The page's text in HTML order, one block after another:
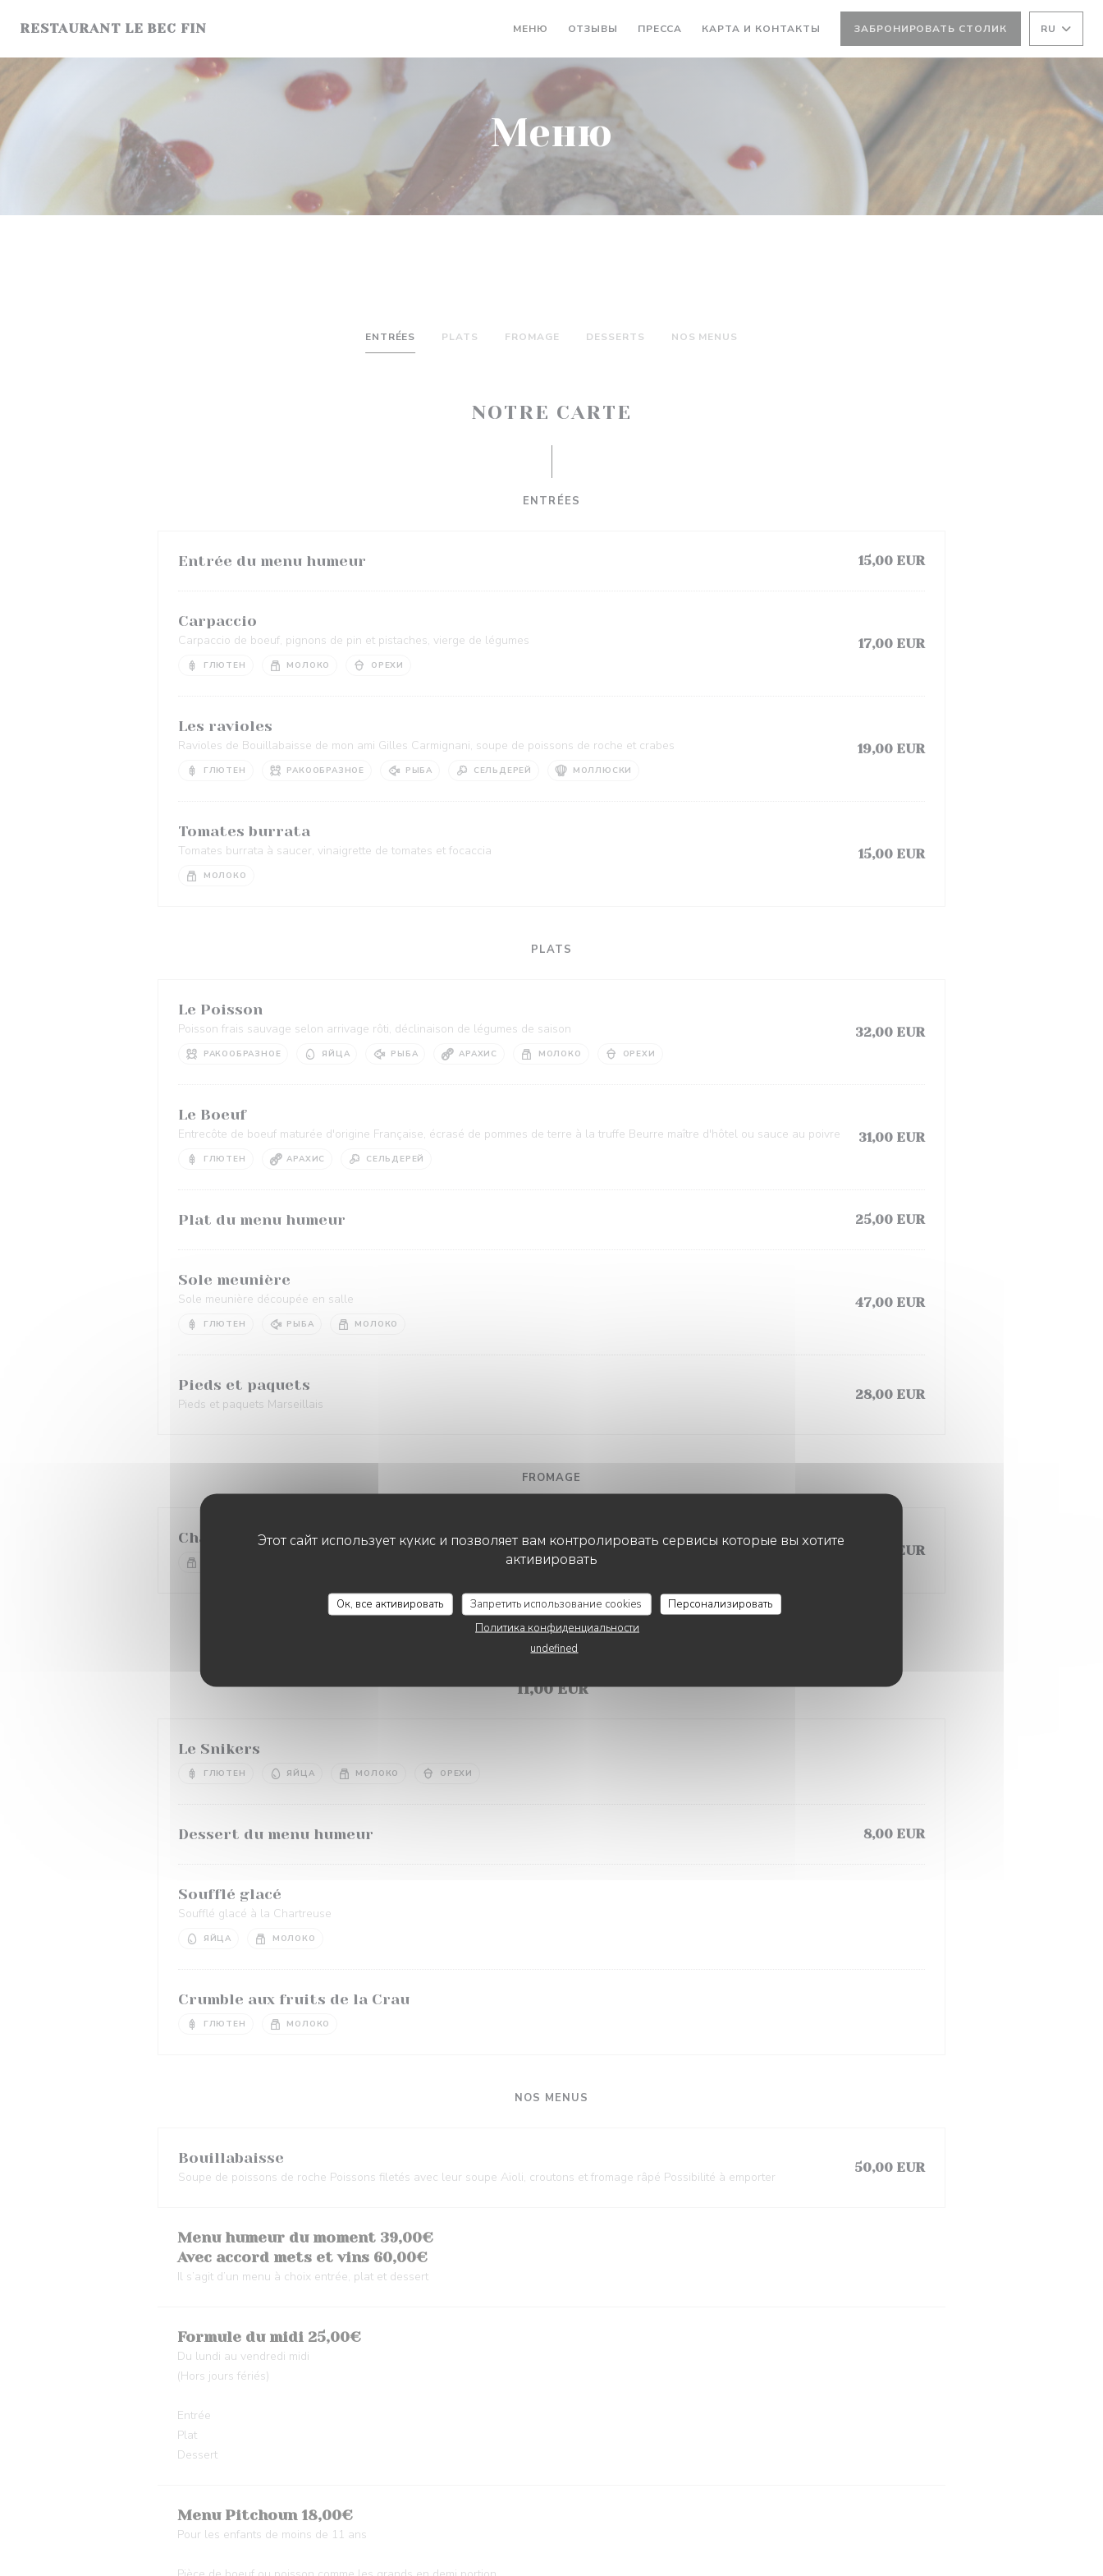
Этот сайт использует кукис и позволяет вам контролировать сервисы которые вы хотите
активировать
Ок, все активировать Запретить использование cookies
Персонализировать
Политика конфиденциальности
undefined
RESTAURANT LE BEC FIN МЕНЮ ОТЗЫВЫ ПРЕССА КАРТА И КОНТАКТЫ ЗАБРОНИРОВАТЬ СТОЛИК RU
Меню
ENTRÉES PLATS FROMAGE DESSERTS NOS MENUS
NOTRE CARTE
ENTRÉES
Entrée du menu humeur 15,00 EUR
Carpaccio
Carpaccio de boeuf, pignons de pin et pistaches, vierge de légumes
ГЛЮТЕН МОЛОКО ОРЕХИ
17,00 EUR
Les ravioles
Ravioles de Bouillabaisse de mon ami Gilles Carmignani, soupe de poissons de roche et crabes
ГЛЮТЕН РАКООБРАЗНОЕ РЫБА СЕЛЬДЕРЕЙ МОЛЛЮСКИ
19,00 EUR
Tomates burrata
Tomates burrata à saucer, vinaigrette de tomates et focaccia
МОЛОКО
15,00 EUR
PLATS
Le Poisson
Poisson frais sauvage selon arrivage rôti, déclinaison de légumes de saison
РАКООБРАЗНОЕ ЯЙЦА РЫБА АРАХИС МОЛОКО ОРЕХИ
32,00 EUR
Le Boeuf
Entrecôte de boeuf maturée d'origine Française, écrasé de pommes de terre à la truffe Beurre maître d'hôtel ou sauce au poivre
ГЛЮТЕН АРАХИС СЕЛЬДЕРЕЙ
31,00 EUR
Plat du menu humeur 25,00 EUR
Sole meunière
Sole meunière découpée en salle
ГЛЮТЕН РЫБА МОЛОКО
47,00 EUR
Pieds et paquets
Pieds et paquets Marseillais
28,00 EUR
FROMAGE
Chariot de Fromages
12,00 EUR
DESSERTS
11,00 EUR
Le Snikers
ГЛЮТЕН ЯЙЦА МОЛОКО ОРЕХИ
Dessert du menu humeur 8,00 EUR
Soufflé glacé
Soufflé glacé à la Chartreuse
ЯЙЦА МОЛОКО
Crumble aux fruits de la Crau
ГЛЮТЕН МОЛОКО
NOS MENUS
Bouillabaisse
Soupe de poissons de roche Poissons filetés avec leur soupe Aïoli, croutons et fromage râpé Possibilité à emporter
50,00 EUR
Menu humeur du moment 39,00€
Avec accord mets et vins 60,00€
Il s’agit d’un menu à choix entrée, plat et dessert
Formule du midi 25,00€
Du lundi au vendredi midi
(Hors jours fériés)
Entrée
Plat
Dessert
Menu Pitchoun 18,00€
Pour les enfants de moins de 11 ans
RESTAURANT LE BEC FIN